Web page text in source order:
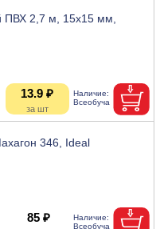
ПВХ 2,7 м, 15х15 мм,
13.9 ₽
346, Ideal
85 ₽